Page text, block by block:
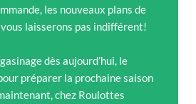
les nouveaux plans de
laisserons pas indifférent!
dès aujourd’hui, le
préparer la prochaine saison
chez Roulottes